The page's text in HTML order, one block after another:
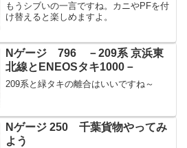
もうシブいの一言ですね。カニやPFを付
け替えると楽しめますよ。
Nゲージ 796 －209系 京浜東
北線とENEOSタキ1000－
209系と緑タキの離合はいいですね～
Nゲージ 250 千葉貨物やってみ
よう